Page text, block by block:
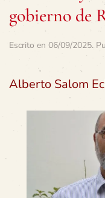
gobierno de
Escrito en 06/09/2025.
Alberto Salom